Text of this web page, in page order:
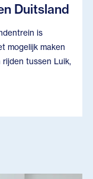
Duitsland
is
mogelijk maken
tussen Luik,